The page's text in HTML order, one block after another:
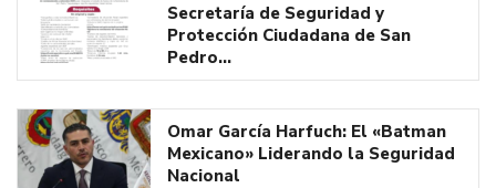
Secretaría de Seguridad y
Protección Ciudadana de San
Pedro…
Omar García Harfuch: El «Batman
Mexicano» Liderando la Seguridad
Nacional